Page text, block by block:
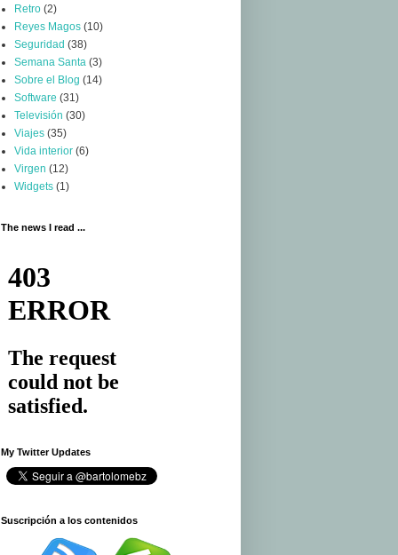
Retro (2)
Reyes Magos (10)
Seguridad (38)
Semana Santa (3)
Sobre el Blog (14)
Software (31)
Televisión (30)
Viajes (35)
Vida interior (6)
Virgen (12)
Widgets (1)
The news I read ...
My Twitter Updates
Suscripción a los contenidos